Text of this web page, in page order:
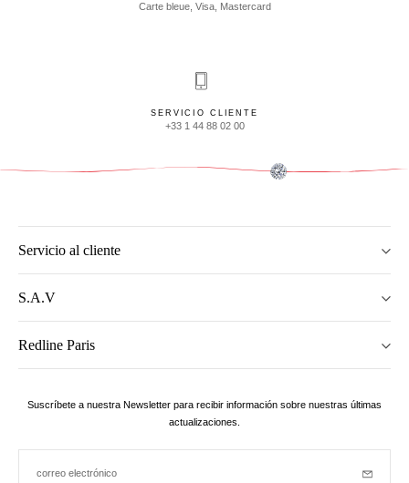
Carte bleue, Visa, Mastercard
SERVICIO CLIENTE
+33 1 44 88 02 00
Servicio al cliente
S.A.V
Redline Paris
Suscríbete a nuestra Newsletter para recibir información sobre nuestras últimas
actualizaciones.
correo electrónico